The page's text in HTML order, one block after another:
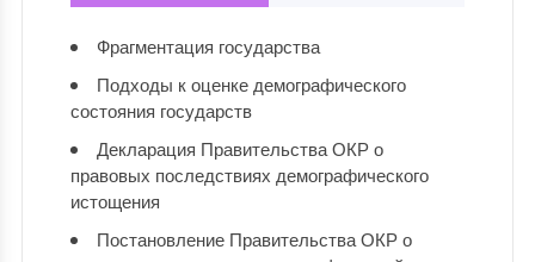
Фрагментация государства
Подходы к оценке демографического
состояния государств
Декларация Правительства ОКР о
правовых последствиях демографического
истощения
Постановление Правительства ОКР о